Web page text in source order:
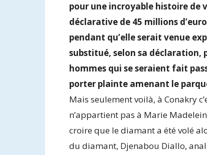
pour une incroyable histoire de
déclarative de 45 millions
pendant qu’elle serait venue
substitué, selon sa déclaration,
hommes qui se seraient fait
porter plainte amenant le
Mais seulement voilà, à Conakry
n’appartient pas à Marie
croire que le diamant a été volé
du diamant, Djenabou Diallo,